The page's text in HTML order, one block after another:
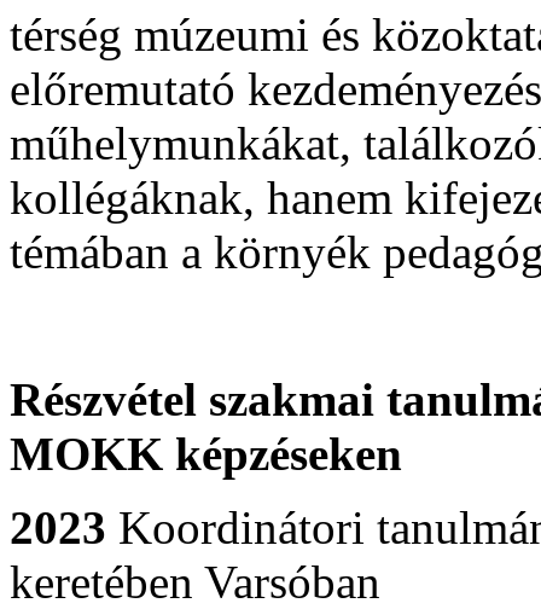
térség múzeumi és
előremutató
műhelymunkákat,
kollégáknak, hanem
témában a környék
Részvétel szakmai
MOKK képzéseken
2023 Koordinátori
keretében Varsóban